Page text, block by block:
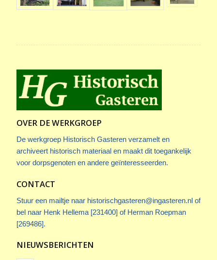
OVER DE WERKGROEP
De werkgroep Historisch Gasteren verzamelt en
archiveert historisch materiaal en maakt dit toegankelijk
voor dorpsgenoten en andere geïnteresseerden.
CONTACT
Stuur een mailtje naar historischgasteren@ingasteren.nlof
bel naar Henk Hellema [231400] of Herman Roepman
[269486].
NIEUWSBERICHTEN